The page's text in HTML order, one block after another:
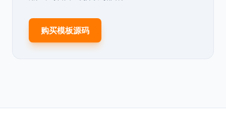
购买模板源码